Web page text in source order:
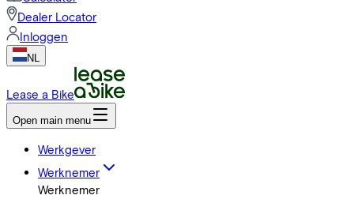
Dealer Locator
Inloggen
NL
Lease a Bike
Open main menu
Werkgever
Werknemer
Werknemer